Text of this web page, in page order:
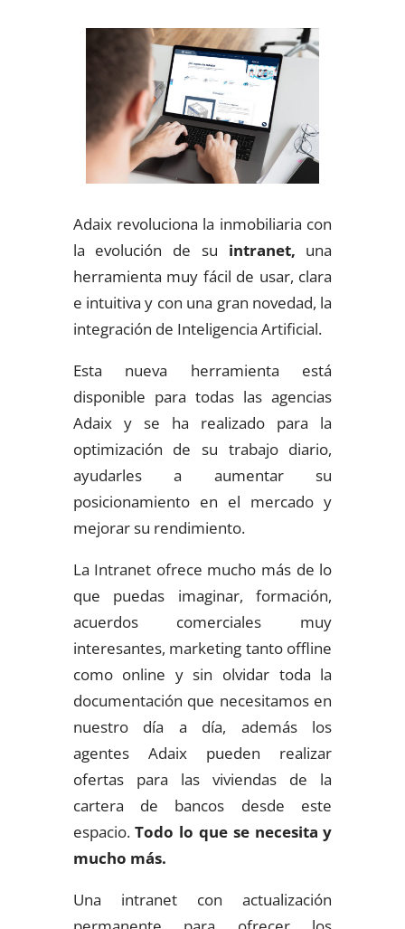
Adaix revoluciona la inmobiliaria con
la evolución de su intranet, una
herramienta muy fácil de usar, clara
e intuitiva y con una gran novedad, la
integración de Inteligencia Artificial.
Esta nueva herramienta está
disponible para todas las agencias
Adaix y se ha realizado para la
optimización de su trabajo diario,
ayudarles a aumentar su
posicionamiento en el mercado y
mejorar su rendimiento.
La Intranet ofrece mucho más de lo
que puedas imaginar, formación,
acuerdos comerciales muy
interesantes, marketing tanto offline
como online y sin olvidar toda la
documentación que necesitamos en
nuestro día a día, además los
agentes Adaix pueden realizar
ofertas para las viviendas de la
cartera de bancos desde este
espacio.Todo lo que se necesita y
mucho más.
Una intranet con actualización